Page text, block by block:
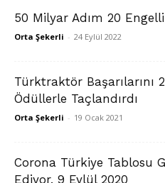
50 Milyar Adım 20
Orta Şekerli - 24 Eylül 2022
Türktraktör Başarılarını
Ödüllerle Taçlandırdı
Orta Şekerli - 19 Ocak 2021
Corona Türkiye Tablosu
Ediyor, 9 Eylül 2020